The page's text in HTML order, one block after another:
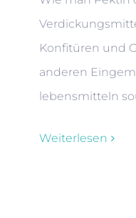
Konfitüren und
anderen
lebensmitteln
Weiterlesen